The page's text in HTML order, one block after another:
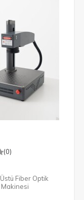
(0)
Fiber Optik